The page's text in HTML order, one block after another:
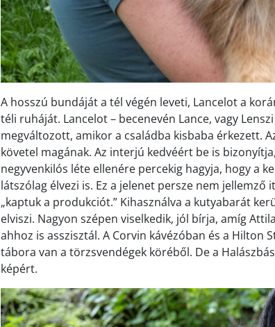
A hosszú bundáját a tél végén leveti, Lancelot a
téli ruháját. Lancelot – becenevén Lance, vagy
megváltozott, amikor a családba kisbaba érkezett.
követel magának. Az interjú kedvéért be is
negyvenkilós léte ellenére percekig hagyja, hogy a
látszólag élvezi is. Ez a jelenet persze nem
„kaptuk a produkciót.” Kihasználva a kutyabarát
elviszi. Nagyon szépen viselkedik, jól bírja, amíg
ahhoz is asszisztál. A Corvin kávézóban és a Hilton
tábora van a törzsvendégek köréből. De a
képért.